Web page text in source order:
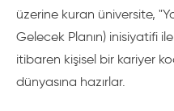
üzerine kuran üniversite,
Gelecek Planın) inisiyatifi
itibaren kişisel bir kariyer
dünyasına hazırlar.